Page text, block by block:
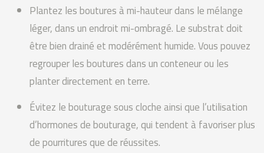
Plantez les boutures à mi-hauteur dans le mélange
léger, dans un endroit mi-ombragé. Le substrat doit
être bien drainé et modérément humide. Vous pouvez
regrouper les boutures dans un conteneur ou les
planter directement en terre.
Évitez le bouturage sous cloche ainsi que l’utilisation
d’hormones de bouturage, qui tendent à favoriser plus
de pourritures que de réussites.